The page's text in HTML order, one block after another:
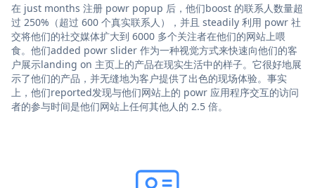
在 just months 注册 powr popup 后，他们boost 的联系人数量超
过 250%（超过 600 个真实联系人），并且 steadily 利用 powr 社
交将他们的社交媒体扩大到 6000 多个关注者在他们的网站上喂
食。他们added powr slider 作为一种视觉方式来快速向他们的客
户展示landing on 主页上的产品在现实生活中的样子。它很好地展
示了他们的产品，并无缝地为客户提供了出色的现场体验。事实
上，他们reported发现与他们网站上的 powr 应用程序交互的访问
者的参与时间是他们网站上任何其他人的 2.5 倍。